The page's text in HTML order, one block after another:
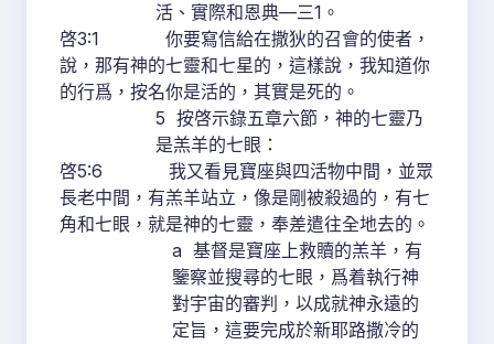
活、實際和恩典—三1。
啓3:1 你要寫信給在撒狄的召會的使者，
說，那有神的七靈和七星的，這樣說，我知道你
的行爲，按名你是活的，其實是死的。
5 按啓示錄五章六節，神的七靈乃
是羔羊的七眼：
啓5:6 我又看見寶座與四活物中間，並眾
長老中間，有羔羊站立，像是剛被殺過的，有七
角和七眼，就是神的七靈，奉差遣往全地去的。
a 基督是寶座上救贖的羔羊，有
鑒察並搜尋的七眼，爲着執行神
對宇宙的審判，以成就神永遠的
定旨，這要完成於新耶路撒冷的